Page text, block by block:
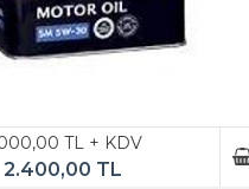
TL + KDV
2.400,00 TL